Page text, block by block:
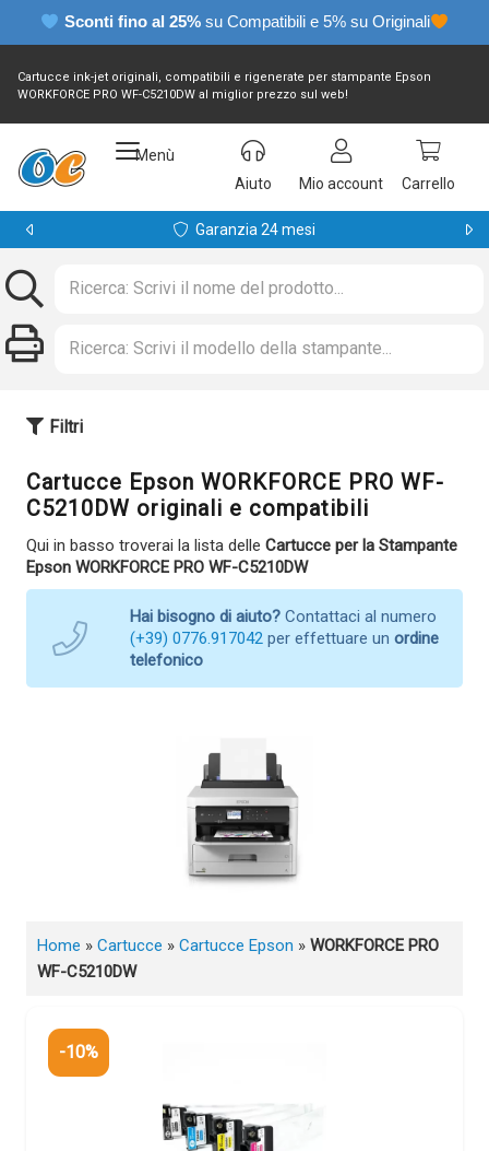
Sconti fino al 25% su Compatibili e 5% su Originali
Cartucce ink-jet originali, compatibili e rigenerate per stampante Epson
WORKFORCE PRO WF-C5210DW al miglior prezzo sul web!
Menù
Aiuto
Mio account Carrello
Garanzia 24 mesi
Filtri
Cartucce Epson WORKFORCE PRO WF-
C5210DW originali e compatibili
Qui in basso troverai la lista delle Cartucce per la Stampante
Epson WORKFORCE PRO WF-C5210DW
Hai bisogno di aiuto? Contattaci al numero
(+39) 0776.917042 per effettuare un ordine
telefonico
Home » Cartucce » Cartucce Epson » WORKFORCE PRO
WF-C5210DW
-10%